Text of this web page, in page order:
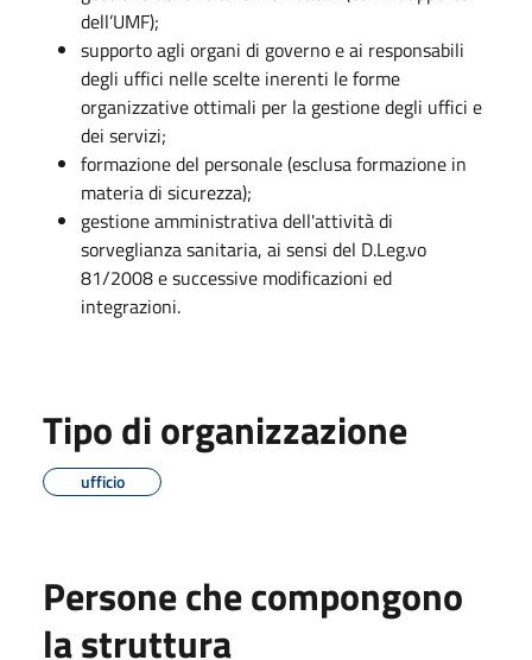
dell’UMF);
supporto agli organi di governo e ai responsabili
degli uffici nelle scelte inerenti le forme
organizzative ottimali per la gestione degli uffici e
dei servizi;
formazione del personale (esclusa formazione in
materia di sicurezza);
gestione amministrativa dell'attività di
sorveglianza sanitaria, ai sensi del D.Leg.vo
81/2008 e successive modificazioni ed
integrazioni.
Tipo di organizzazione
ufficio
Persone che compongono
la struttura